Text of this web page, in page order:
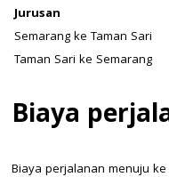
Jurusan
Semarang ke Taman Sari
Taman Sari ke Semarang
Biaya
Biaya perjalanan menuju